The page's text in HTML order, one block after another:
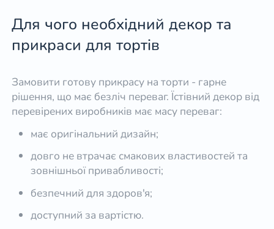
Для чого необхідний декор та
прикраси для тортів
Замовити готову прикрасу на торти - гарне
рішення, що має безліч переваг. Їстівний декор від
перевірених виробників має масу переваг:
має оригінальний дизайн;
довго не втрачає смакових властивостей та
зовнішньої привабливості;
безпечний для здоров'я;
доступний за вартістю.